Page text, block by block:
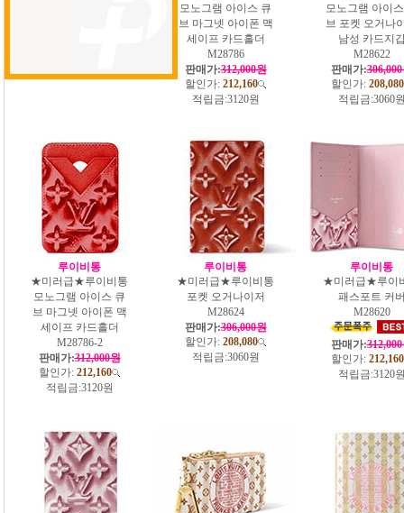
모노그램 아이스 큐
브 마그넷 아이폰 맥
세이프 카드홀더
M28786
판매가:312,000원
할인가: 212,160
적립금:3120원
모노그램 아이
브 포켓 오거나
남성 카드지
M28622
판매가:
할인가: 208,080
적립금:3060
루이비통
★미러급★루이비통
모노그램 아이스 큐
브 마그넷 아이폰 맥
세이프 카드홀더
M28786-2
판매가:312,000원
할인가: 212,160
적립금:3120원
루이비통
★미러급★루이비통
포켓 오거나이저
M28624
판매가:306,000원
할인가: 208,080
적립금:3060원
루이비통
★미러급★루이
패스포트 커
M28620
판매가:
할인가: 212,160
적립금:3120